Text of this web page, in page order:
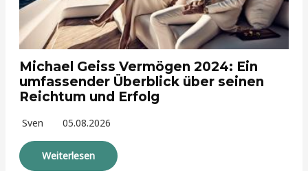
Michael Geiss Vermögen 2024: Ein
umfassender Überblick über seinen
Reichtum und Erfolg
Sven 05.08.2026
Weiterlesen